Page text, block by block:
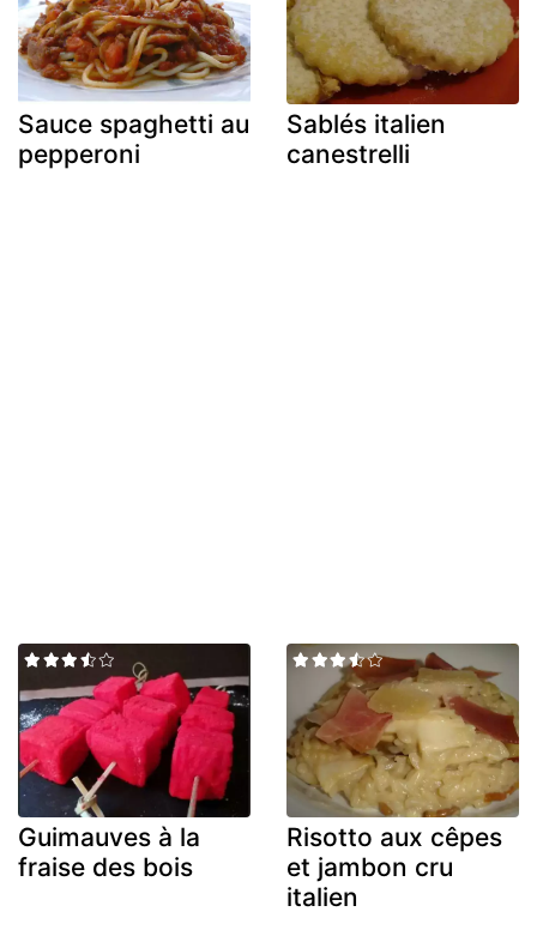
Sauce spaghetti au
pepperoni
Sablés italien
canestrelli
Guimauves à la
fraise des bois
Risotto aux cêpes
et jambon cru
italien